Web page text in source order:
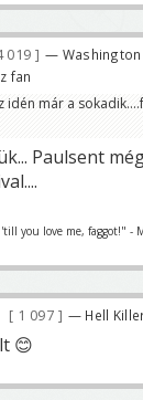
019
— Washington
fan
idén már a
Paulsent
you love me, faggot!" -
1 097 — Hell
😊